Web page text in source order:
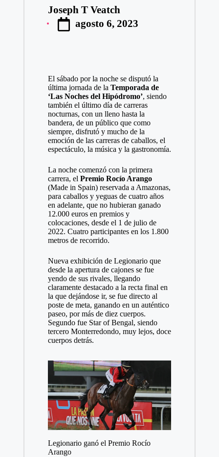
Publicado
por
Joseph T Veatch
agosto 6, 2023
El sábado por la noche se disputó la
última jornada de la Temporada de
‘Las Noches del Hipódromo’, siendo
también el último día de carreras
nocturnas, con un lleno hasta la
bandera, de un público que como
siempre, disfrutó y mucho de la
emoción de las carreras de caballos, el
espectáculo, la música y la gastronomía.
La noche comenzó con la primera
carrera, el Premio Rocío Arango
(Made in Spain) reservada a Amazonas,
para caballos y yeguas de cuatro años
en adelante, que no hubieran ganado
12.000 euros en premios y
colocaciones, desde el 1 de julio de
2022. Cuatro participantes en los 1.800
metros de recorrido.
Nueva exhibición de Legionario que
desde la apertura de cajones se fue
yendo de sus rivales, llegando
claramente destacado a la recta final en
la que dejándose ir, se fue directo al
poste de meta, ganando en un auténtico
paseo, por más de diez cuerpos.
Segundo fue Star of Bengal, siendo
tercero Monterredondo, muy lejos, doce
cuerpos detrás.
Legionario ganó el Premio Rocío
Arango